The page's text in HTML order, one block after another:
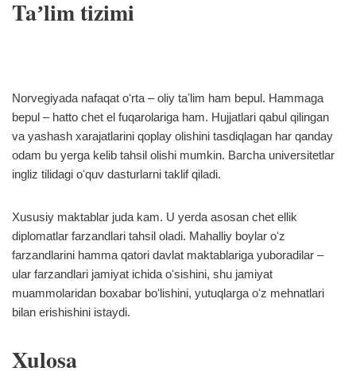
Taʼlim tizimi
Norvegiyada nafaqat oʻrta – oliy taʼlim ham bepul. Hammaga
bepul – hatto chet el fuqarolariga ham. Hujjatlari qabul qilingan
va yashash xarajatlarini qoplay olishini tasdiqlagan har qanday
odam bu yerga kelib tahsil olishi mumkin. Barcha universitetlar
ingliz tilidagi oʻquv dasturlarni taklif qiladi.
Xususiy maktablar juda kam. U yerda asosan chet ellik
diplomatlar farzandlari tahsil oladi. Mahalliy boylar oʻz
farzandlarini hamma qatori davlat maktablariga yuboradilar –
ular farzandlari jamiyat ichida oʻsishini, shu jamiyat
muammolaridan boxabar boʻlishini, yutuqlarga oʻz mehnatlari
bilan erishishini istaydi.
Xulosa